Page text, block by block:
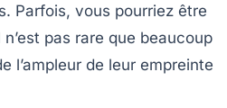
Parfois, vous pourriez être
pas rare que beaucoup
l’ampleur de leur empreinte